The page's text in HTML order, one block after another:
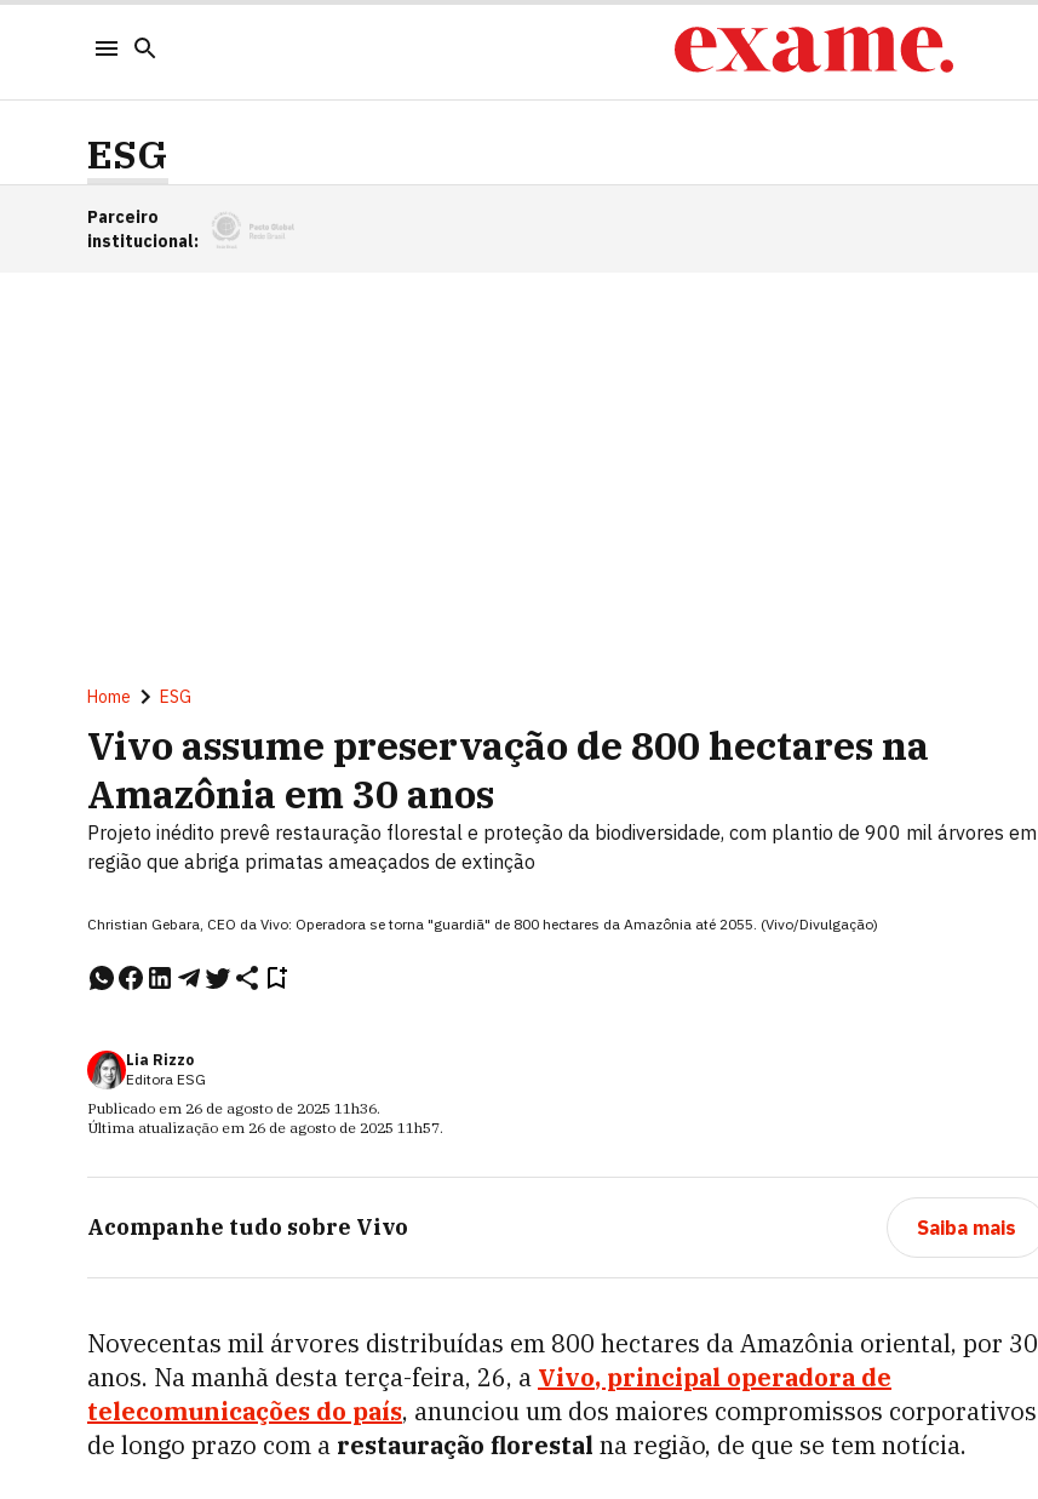
ESG
Parceiro
institucional:
Home ESG
Vivo assume preservação de 800 hectares na
Amazônia em 30 anos
Projeto inédito prevê restauração florestal e proteção da biodiversidade, com plantio de 900 mil árvores em
região que abriga primatas ameaçados de extinção
Christian Gebara, CEO da Vivo: Operadora se torna "guardiã" de 800 hectares da Amazônia até 2055. (Vivo/Divulgação)
Lia Rizzo
Editora ESG
Publicado em 26 de agosto de 2025 11h36.
Última atualização em 26 de agosto de 2025 11h57.
Acompanhe tudo sobre Vivo Saiba mais
Novecentas mil árvores distribuídas em 800 hectares da Amazônia oriental, por 30
anos. Na manhã desta terça-feira, 26, a Vivo, principal operadora de
telecomunicações do país, anunciou um dos maiores compromissos corporativos
de longo prazo com a restauração florestal na região, de que se tem notícia.